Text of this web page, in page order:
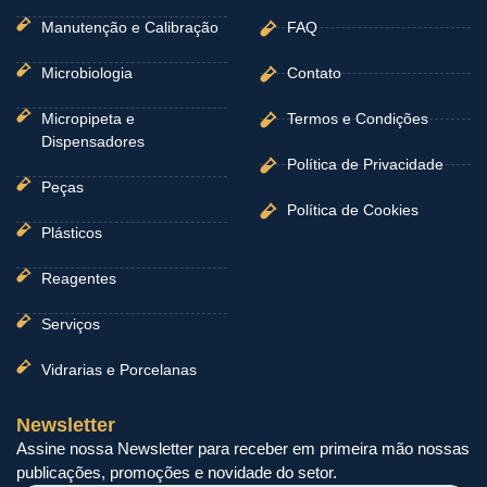
Manutenção e Calibração
Microbiologia
Micropipeta e
Dispensadores
Peças
Plásticos
Reagentes
Serviços
Vidrarias e Porcelanas
FAQ
Contato
Termos e Condições
Política de Privacidade
Política de Cookies
Newsletter
Assine nossa Newsletter para receber em primeira mão nossas
publicações, promoções e novidade do setor.